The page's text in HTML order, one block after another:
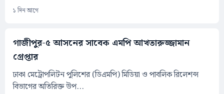
১ দিন আগে
গাজীপুর-৫ আসনের সাবেক এমপি আখতারুজ্জামান
গ্রেপ্তার
ঢাকা মেট্রোপলিটন পুলিশের (ডিএমপি) মিডিয়া ও পাবলিক রিলেশন্স
বিভাগের অতিরিক্ত উপ...